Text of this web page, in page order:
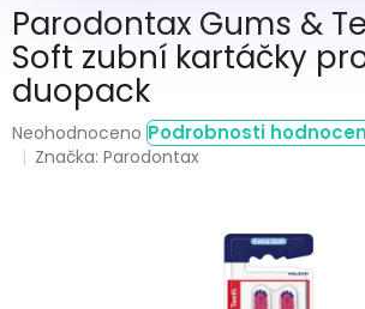
Parodontax Gums &
Soft zubní kartáčky
duopack
Průměrné
hodnocení
Neohodnoceno Podrobnosti
Značka:Parodontax